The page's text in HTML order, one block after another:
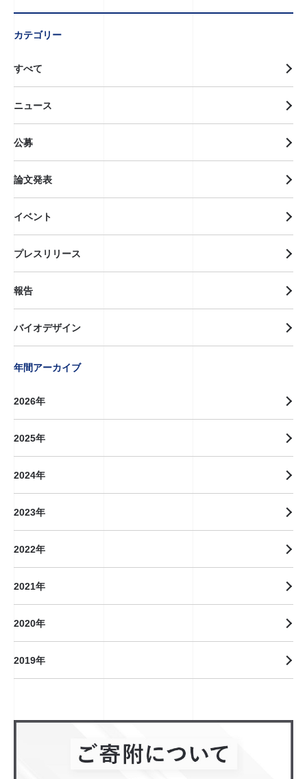
カテゴリー
すべて
ニュース
公募
論文発表
イベント
プレスリリース
報告
バイオデザイン
年間アーカイブ
2026年
2025年
2024年
2023年
2022年
2021年
2020年
2019年